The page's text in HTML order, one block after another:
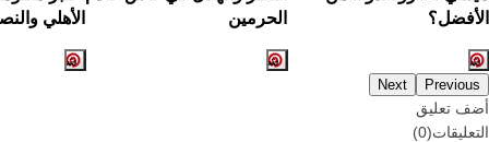
الأفضل؟
الحرمين
الأهلي
Previous
Next
أضف تعليق
التعليقات(
0
)